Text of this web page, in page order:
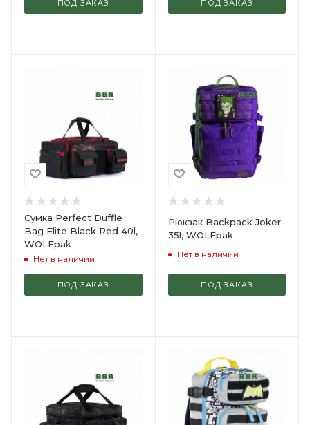
ПОД ЗАКАЗ ПОД ЗАКАЗ
Сумка Perfect Duffle
Bag Elite Black Red 40l,
WOLFpak
Нет в наличии
ПОД ЗАКАЗ
Рюкзак Backpack Joker
35l, WOLFpak
Нет в наличии
ПОД ЗАКАЗ